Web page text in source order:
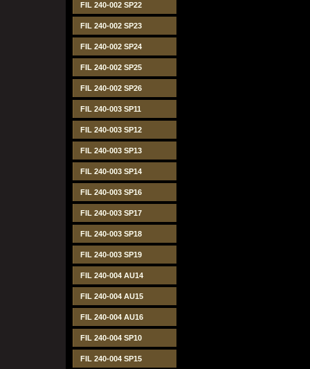
FIL 240-002 SP22
FIL 240-002 SP23
FIL 240-002 SP24
FIL 240-002 SP25
FIL 240-002 SP26
FIL 240-003 SP11
FIL 240-003 SP12
FIL 240-003 SP13
FIL 240-003 SP14
FIL 240-003 SP16
FIL 240-003 SP17
FIL 240-003 SP18
FIL 240-003 SP19
FIL 240-004 AU14
FIL 240-004 AU15
FIL 240-004 AU16
FIL 240-004 SP10
FIL 240-004 SP15